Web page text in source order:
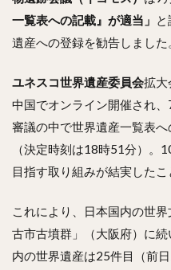
一覧表への記載』が適当」
遺産への登録を勧告しました
ユネスコ世界遺産委員会拡大
中国でオンライン開催され
審議の中で世界遺産一覧表
（決定時刻は18時51分）。
目指す取り組みが結実したこ
これにより、日本国内の世
古市古墳群」（大阪府）に続
内の世界遺産は25件目（前